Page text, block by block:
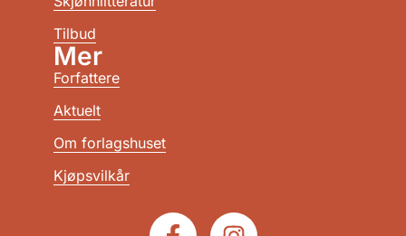
Tilbud
Mer
Forfattere
Aktuelt
Om forlagshuset
Kjøpsvilkår